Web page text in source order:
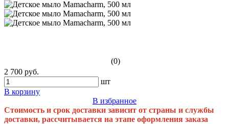
(0)
2 700 руб.
шт
В корзину
В избранное
Стоимость и срок доставки зависит от страны и службы
доставки, рассчитывается на этапе оформления заказа